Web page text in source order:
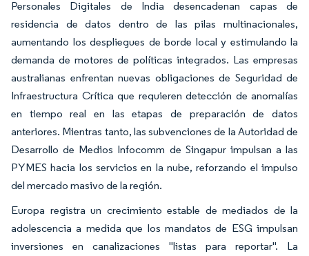
Personales Digitales de India desencadenan capas de
residencia de datos dentro de las pilas multinacionales,
aumentando los despliegues de borde local y estimulando la
demanda de motores de políticas integrados. Las empresas
australianas enfrentan nuevas obligaciones de Seguridad de
Infraestructura Crítica que requieren detección de anomalías
en tiempo real en las etapas de preparación de datos
anteriores. Mientras tanto, las subvenciones de la Autoridad de
Desarrollo de Medios Infocomm de Singapur impulsan a las
PYMES hacia los servicios en la nube, reforzando el impulso
del mercado masivo de la región.
Europa registra un crecimiento estable de mediados de la
adolescencia a medida que los mandatos de ESG impulsan
inversiones en canalizaciones "listas para reportar". La